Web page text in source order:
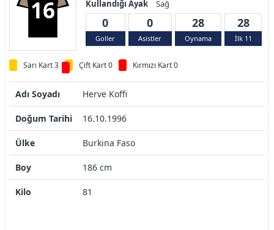
16
Kullandığı Ayak
Sağ
0
Goller
0
Asistler
28
Oynama
28
İlk 11
Sarı Kart 3 Çift Kart 0 Kırmızı Kart 0
Adı Soyadı Herve Koffi
Doğum Tarihi 16.10.1996
Ülke Burkina Faso
Boy 186 cm
Kilo 81